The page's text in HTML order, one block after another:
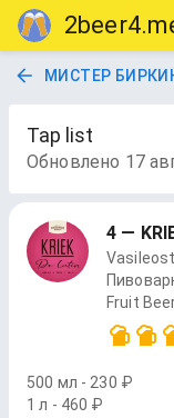
МИСТЕР
Tap list
Обновлено 17
4 —
Fruit
500 мл - 230 ₽
1 л - 460 ₽